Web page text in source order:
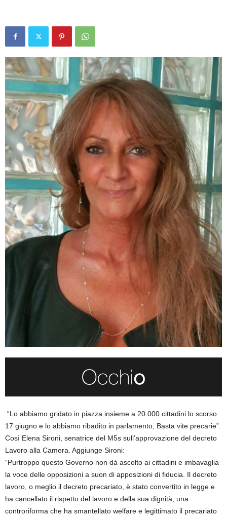
“Lo abbiamo gridato in piazza insieme a 20.000 cittadini lo scorso
17 giugno e lo abbiamo ribadito in parlamento, Basta vite precarie”.
Così Elena Sironi, senatrice del M5s sull’approvazione del decreto
Lavoro alla Camera. Aggiunge Sironi:
“Purtroppo questo Governo non dà ascolto ai cittadini e imbavaglia
la voce delle opposizioni a suon di apposizioni di fiducia. Il decreto
lavoro, o meglio il decreto precariato, è stato convertito in legge e
ha cancellato il rispetto del lavoro e della sua dignità; una
controriforma che ha smantellato welfare e legittimato il precariato